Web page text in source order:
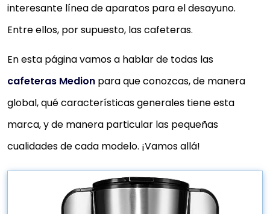
interesante línea de aparatos para el desayuno.
Entre ellos, por supuesto, las cafeteras.
En esta página vamos a hablar de todas las
cafeteras Medion para que conozcas, de manera
global, qué características generales tiene esta
marca, y de manera particular las pequeñas
cualidades de cada modelo. ¡Vamos allá!